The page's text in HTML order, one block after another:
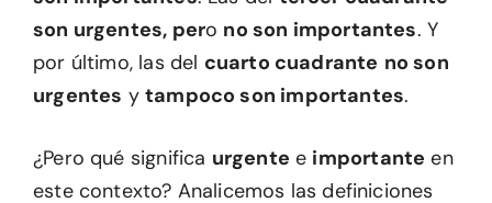
son urgentes, pero no son importantes. Y
por último, las del cuarto cuadrante no son
urgentes y tampoco son importantes.
¿Pero qué significa urgente e importante en
este contexto? Analicemos las definiciones